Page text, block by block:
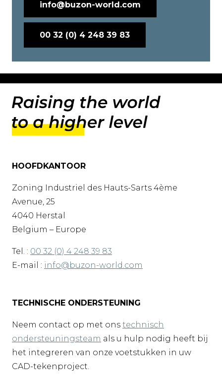
info@buzon-world.com
00 32 (0) 4 248 39 83
HOOFDKANTOOR
Zoning Industriel des Hauts-Sarts 4ème
Avenue, 25
4040 Herstal
Belgium – Europe
Tel. : 00 32 (0) 4 248 39 83
E-mail : info@buzon-world.com
TECHNISCHE ONDERSTEUNING
Neem contact op met ons technisch
ondersteuningsteam als u hulp nodig heeft bij
het integreren van onze voetstukken in uw
CAD-tekenproject.